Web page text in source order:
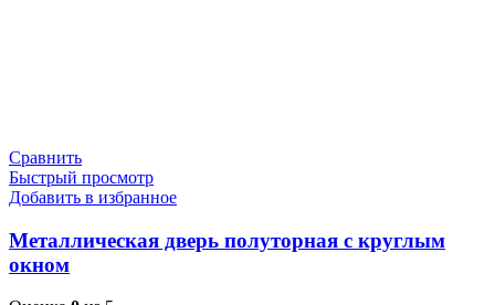
Сравнить
Быстрый просмотр
Добавить в избранное
Металлическая дверь полуторная с круглым
окном